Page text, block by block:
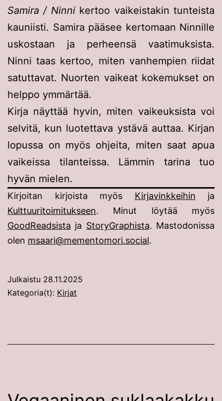
Samira / Ninnikertoo vaikeistakin tunteista
kauniisti. Samira pääsee kertomaan Ninnille
uskostaan ja perheensä vaatimuksista.
Ninni taas kertoo, miten vanhempien riidat
satuttavat. Nuorten vaikeat kokemukset on
helppo ymmärtää.
Kirja näyttää hyvin, miten vaikeuksista voi
selvitä, kun luotettava ystävä auttaa. Kirjan
lopussa on myös ohjeita, miten saat apua
vaikeissa tilanteissa. Lämmin tarina tuo
hyvän mielen.
Kirjoitan kirjoista myös Kirjavinkkeihin ja
Kulttuuritoimitukseen. Minut löytää myös
GoodReadsista ja StoryGraphista. Mastodonissa
olen msaari@mementomori.social.
Julkaistu 28.11.2025
Kategoria(t): Kirjat